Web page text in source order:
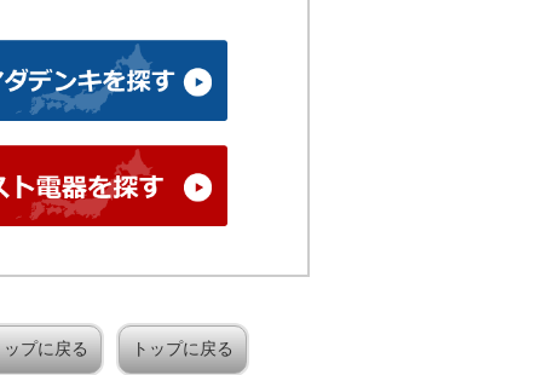
プに戻る トップに戻る